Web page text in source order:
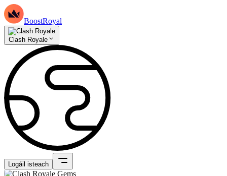
BoostRoyal
Clash Royale
Logáil isteach